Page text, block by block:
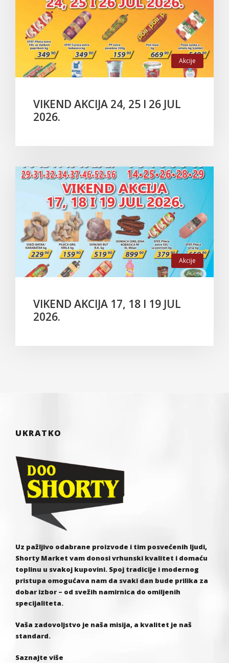
Akcije
VIKEND AKCIJA 24, 25 I 26 JUL
2026.
Akcije
VIKEND AKCIJA 17, 18 I 19 JUL
2026.
UKRATKO
Uz pažljivo odabrane proizvode i tim posvećenih ljudi,
Shorty Market vam donosi vrhunski kvalitet i domaću
toplinu u svakoj kupovini. Spoj tradicije i modernog
pristupa omogućava nam da svaki dan bude prilika za
dobar izbor – od svežih namirnica do omiljenih
specijaliteta.
Vaša zadovoljstvo je naša misija, a kvalitet je naš
standard.
Saznajte više